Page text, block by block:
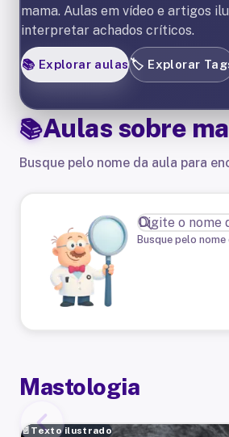
mama. Aulas em vídeo e artigos
interpretar achados críticos.
📚 Explorar aulas🏷️ Explorar
Aulas sobre
Busque pelo nome da aula para
Busque pelo
Mastologia
📄 Texto ilustrado